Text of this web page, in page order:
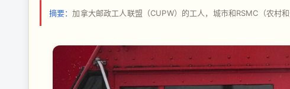
摘要：加拿大邮政工人联盟（CUPW）的工人，城市和RSMC（农村